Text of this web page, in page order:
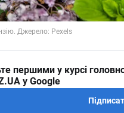
першими у курсі
у Google